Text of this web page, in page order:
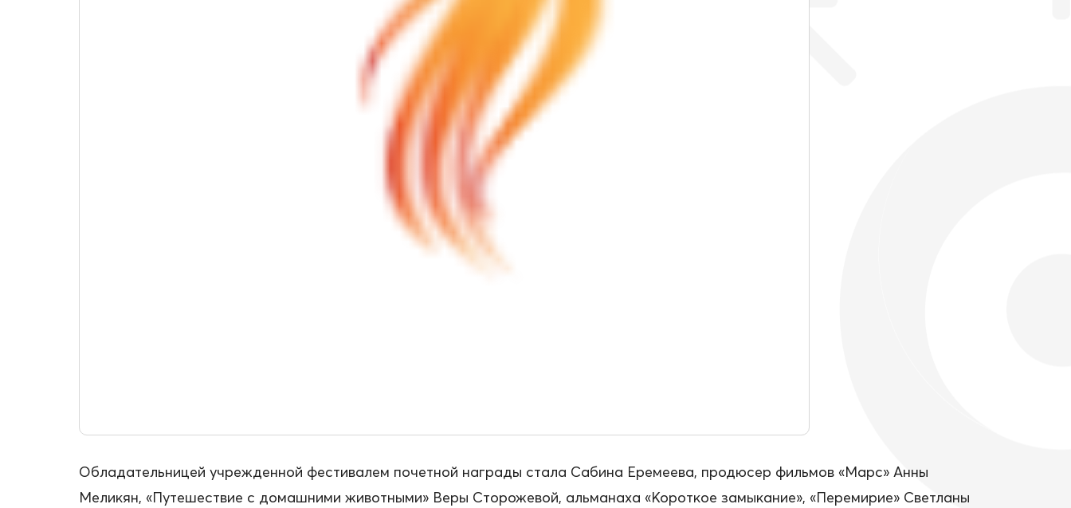
Обладательницей учрежденной фестивалем почетной награды стала Сабина Еремеева, продюсер фильмов «Марс» Анны
Меликян, «Путешествие с домашними животными» Веры Сторожевой, альманаха «Короткое замыкание», «Перемирие» Светланы